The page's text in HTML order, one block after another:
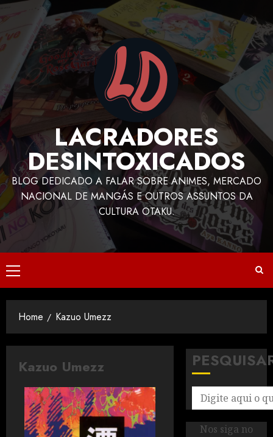
LACRADORES
DESINTOXICADOS
BLOG DEDICADO A FALAR SOBRE ANIMES, MERCADO
NACIONAL DE MANGÁS E OUTROS ASSUNTOS DA
CULTURA OTAKU.
Home Kazuo Umezz
Kazuo Umezz
Nos siga no